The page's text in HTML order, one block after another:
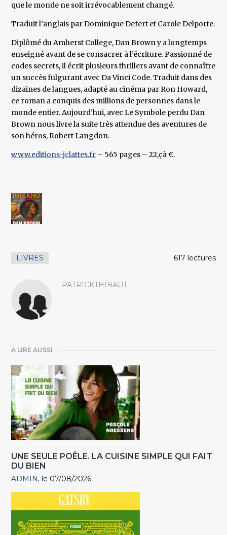
que le monde ne soit irrévocablement changé.
Traduit l’anglais par Dominique Defert et Carole Delporte.
Diplômé du Amherst College, Dan Brown y a longtemps
enseigné avant de se consacrer à l’écriture. Passionné de
codes secrets, il écrit plusieurs thrillers avant de connaître
un succès fulgurant avec Da Vinci Code. Traduit dans des
dizaines de langues, adapté au cinéma par Ron Howard,
ce roman a conquis des millions de personnes dans le
monde entier. Aujourd’hui, avec Le Symbole perdu Dan
Brown nous livre la suite très attendue des aventures de
son héros, Robert Langdon.
www.editions-jclattes.fr – 565 pages – 22,çà €.
LIVRES 617 lectures
PATRICKTHIBAUT
A LIRE AUSSI
UNE SEULE POÊLE. LA CUISINE SIMPLE QUI FAIT
DU BIEN
ADMIN le 07/08/2026